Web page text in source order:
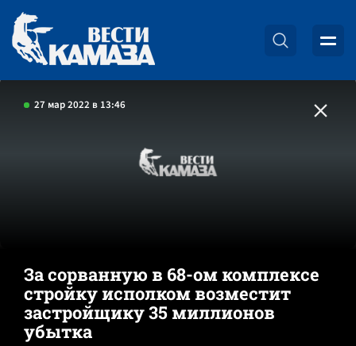
27 мар 2022 в 13:46
За сорванную в 68-ом комплексе
стройку исполком возместит
застройщику 35 миллионов
убытка